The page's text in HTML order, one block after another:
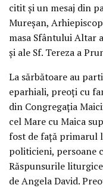
citit şi un mesaj din
Mureşan,
masa Sfântului Altar
şi ale Sf. Tereza a
La sărbătoare au
eparhiali, preoţi cu
din Congregaţia
cel Mare cu Maica
fost de faţă primarul
politicieni, persoane
Răspunsurile
de Angela David.